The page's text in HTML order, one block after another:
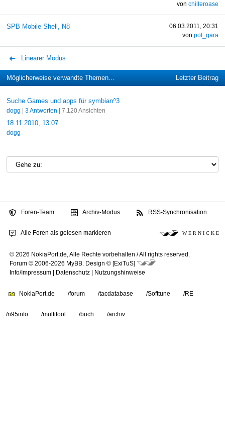
vonchilleroase
SPB Mobile Shell, N8
06.03.2011, 20:31
vonpol_gara
Linearer Modus
Möglicherweise verwandte Themen… Letzter Beitrag
Suche Games und apps für symbian^3
dogg 3 Antworten | 7.120 Ansichten
18.11.2010, 13:07
dogg
Foren-Team Archiv-Modus RSS-Synchronisation
Alle Foren als gelesen markieren W E R N I C K E
© 2026 NokiaPort.de, Alle Rechte vorbehalten /All rights reserved.
Forum © 2006-2026 MyBB
Design © [ExiTuS]
Info/Impressum
Datenschutz Nutzungshinweise
NokiaPort.de /forum /tacdatabase /Softtune /RE
/n95info /multitool /buch /archiv